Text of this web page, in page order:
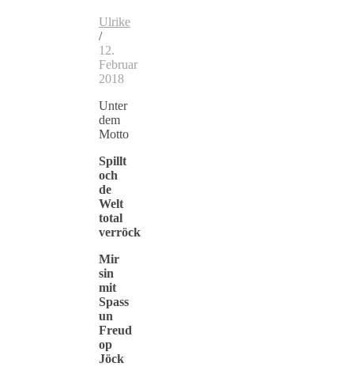
Ulrike
/
12.
Februar
2018
Unter
dem
Motto
Spillt
och
de
Welt
total
verröck
Mir
sin
mit
Spass
un
Freud
op
Jöck